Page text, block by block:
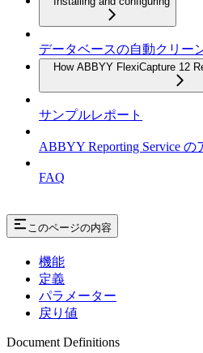
データベースの自動クリー
How ABBYY FlexiCapture 12
サンプルレポート
ABBYY Reporting Service の
FAQ
このページの内容
機能
定義
パラメーター
戻り値
Document Definitions